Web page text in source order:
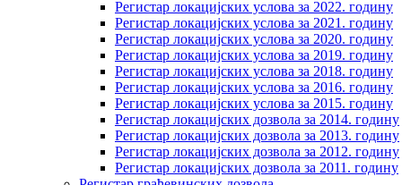
Регистар локацијских услова за 2022. годину
Регистар локацијских услова за 2021. годину
Регистар локацијских услова за 2020. годину
Регистар локацијских услова за 2019. годину
Регистар локацијских услова за 2018. годину
Регистар локацијских услова за 2016. годину
Регистар локацијских услова за 2015. годину
Регистар локацијских дозвола за 2014. годину
Регистар локацијских дозвола за 2013. годину
Регистар локацијских дозвола за 2012. годину
Регистар локацијских дозвола за 2011. годину